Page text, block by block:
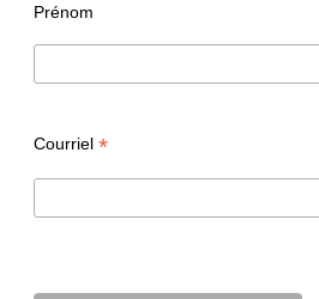
Prénom
Courriel *